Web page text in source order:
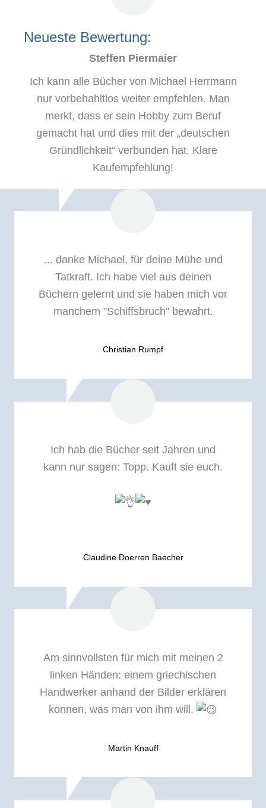
Neueste Bewertung:
Steffen Piermaier
Ich kann alle Bücher von Michael Herrmann
nur vorbehahltlos weiter empfehlen. Man
merkt, dass er sein Hobby zum Beruf
gemacht hat und dies mit der „deutschen
Gründlichkeit“ verbunden hat. Klare
Kaufempfehlung!
... danke Michael, für deine Mühe und
Tatkraft. Ich habe viel aus deinen
Büchern gelernt und sie haben mich vor
manchem "Schiffsbruch" bewahrt.
Christian Rumpf
Ich hab die Bücher seit Jahren und
kann nur sagen: Topp. Kauft sie euch.
Claudine Doerren Baecher
Am sinnvollsten für mich mit meinen 2
linken Händen: einem griechischen
Handwerker anhand der Bilder erklären
können, was man von ihm will.
Martin Knauff